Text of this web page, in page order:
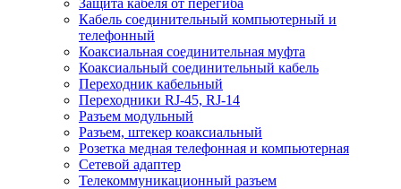
Защита кабеля от перегиба
Кабель соединительный компьютерный и
телефонный
Коаксиальная соединительная муфта
Коаксиальный соединительный кабель
Переходник кабельный
Переходники RJ-45, RJ-14
Разъем модульный
Разъем, штекер коаксиальный
Розетка медная телефонная и компьютерная
Сетевой адаптер
Телекоммуникационный разъем